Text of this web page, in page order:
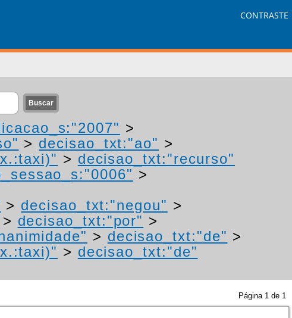
CONTRASTE
>
> decisao_txt:"ao" >
> decisao_txt:"recurso"
>
> decisao_txt:"negou" >
> decisao_txt:"por" >
> decisao_txt:"de" >
> decisao_txt:"de"
Página 1 de 1